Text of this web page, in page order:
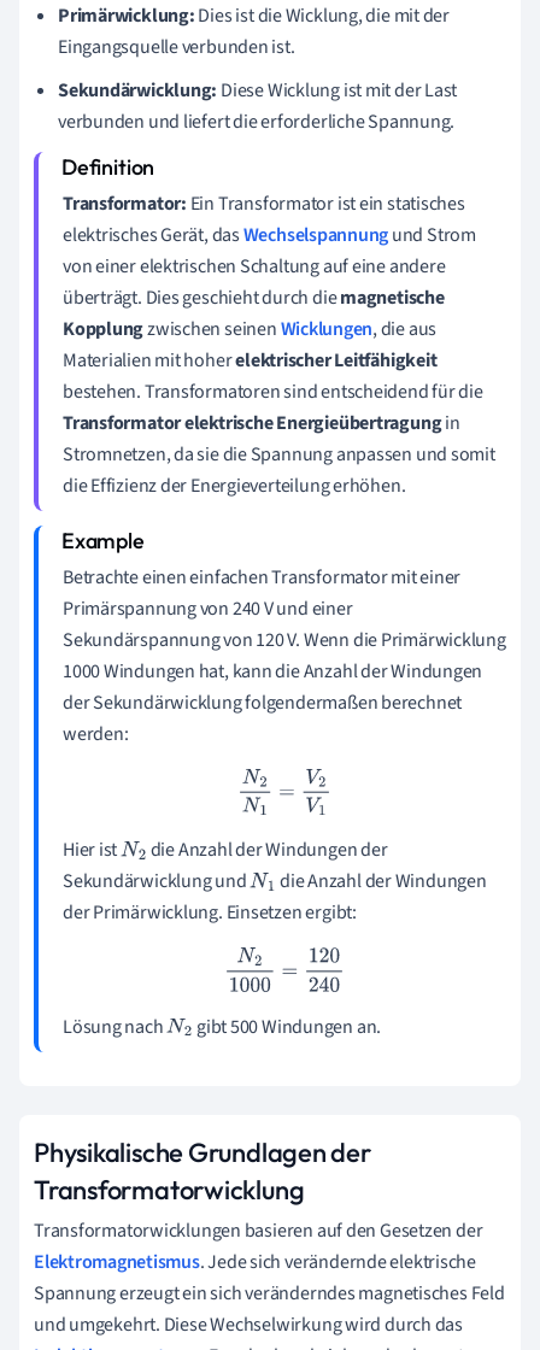
Primärwicklung:Dies ist die Wicklung, die mit der
Eingangsquelle verbunden ist.
Sekundärwicklung: Diese Wicklung ist mit der Last
verbunden und liefert die erforderliche Spannung.
Transformator: Ein Transformator ist ein statisches
elektrisches Gerät, dasWechselspannungund Strom
von einer elektrischen Schaltung auf eine andere
überträgt. Dies geschieht durch diemagnetische
Kopplungzwischen seinenWicklungen, die aus
Materialien mit hoherelektrischer Leitfähigkeit
bestehen. Transformatoren sind entscheidend für die
Transformator elektrische Energieübertragungin
Stromnetzen, da sie die Spannung anpassen und somit
die Effizienz der Energieverteilung erhöhen.
Betrachte einen einfachen Transformator mit einer
Primärspannung von 240 V und einer
Sekundärspannung von 120 V. Wenn die Primärwicklung
1000 Windungen hat, kann die Anzahl der Windungen
der Sekundärwicklung folgendermaßen berechnet
werden:
N2N 1=V 2V1
Hier istN2 die Anzahl der Windungen der
Sekundärwicklung undN1 die Anzahl der Windungen
der Primärwicklung. Einsetzen ergibt:
N21000 =120240
Lösung nachN2 gibt 500 Windungen an.
Physikalische Grundlagen der
Transformatorwicklung
Transformatorwicklungen basieren auf den Gesetzen der
Elektromagnetismus. Jede sich verändernde elektrische
Spannung erzeugt ein sich veränderndes magnetisches Feld
und umgekehrt. Diese Wechselwirkung wird durch das